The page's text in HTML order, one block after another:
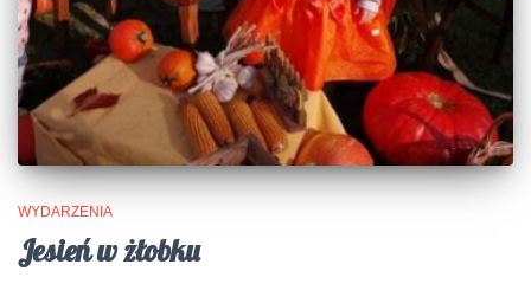
WYDARZENIA
Jesień w żłobku